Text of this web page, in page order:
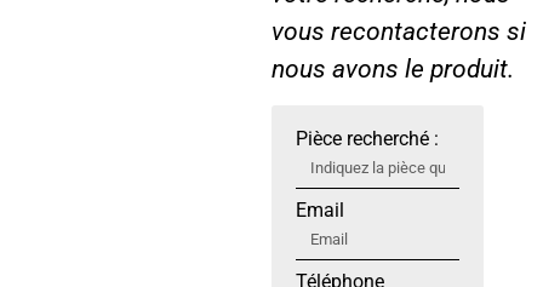
vous recontacterons si
nous avons le produit.
Pièce recherché :
Email
Téléphone